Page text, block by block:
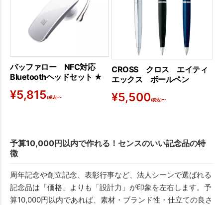
バッファロー NFC対応
Bluetoothヘッドセット ★
¥5,815(税込)〜
CROSS クロス エイティ
エックス ボールペン
¥5,500(税込)〜
予算10,000円以内で作れる！センスのいい記念品の特
徴
周年記念や創立記念、表彰行事など、法人シーンで選ばれる
記念品は「価格」よりも「設計力」が印象を左右します。予
算10,000円以内であれば、素材・ブランド性・仕立ての良さ